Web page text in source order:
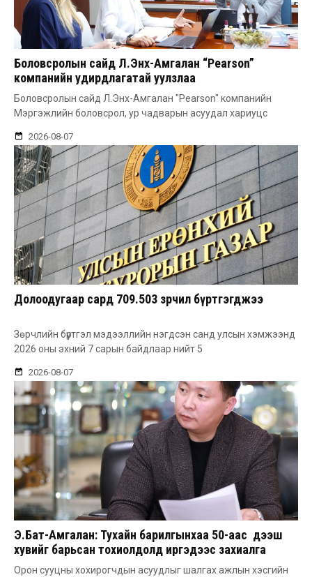
Боловсролын сайд Л.Энх-Амгалан “Pearson”
компанийн удирдлагатай уулзлаа
Боловсролын сайд Л.Энх-Амгалан "Pearson" компанийн
Мэргэжлийн боловсрол, ур чадварын асуудал хариуцс
2026-08-07
Долоодугаар сард 709.503 зөрчил бүртгэгджээ
Зөрчлийн бүртгэл мэдээллийн нэгдсэн санд улсын хэмжээнд
2026 оны эхний 7 сарын байдлаар нийт 5
2026-08-07
Э.Бат-Амгалан: Тухайн барилгынхаа 50-аас дээш
хувийг барьсан тохиолдолд иргэдээс захиалга
авдаг болгоно
Орон сууцны хохирогчдын асуудлыг шалгах ажлын хэсгийн